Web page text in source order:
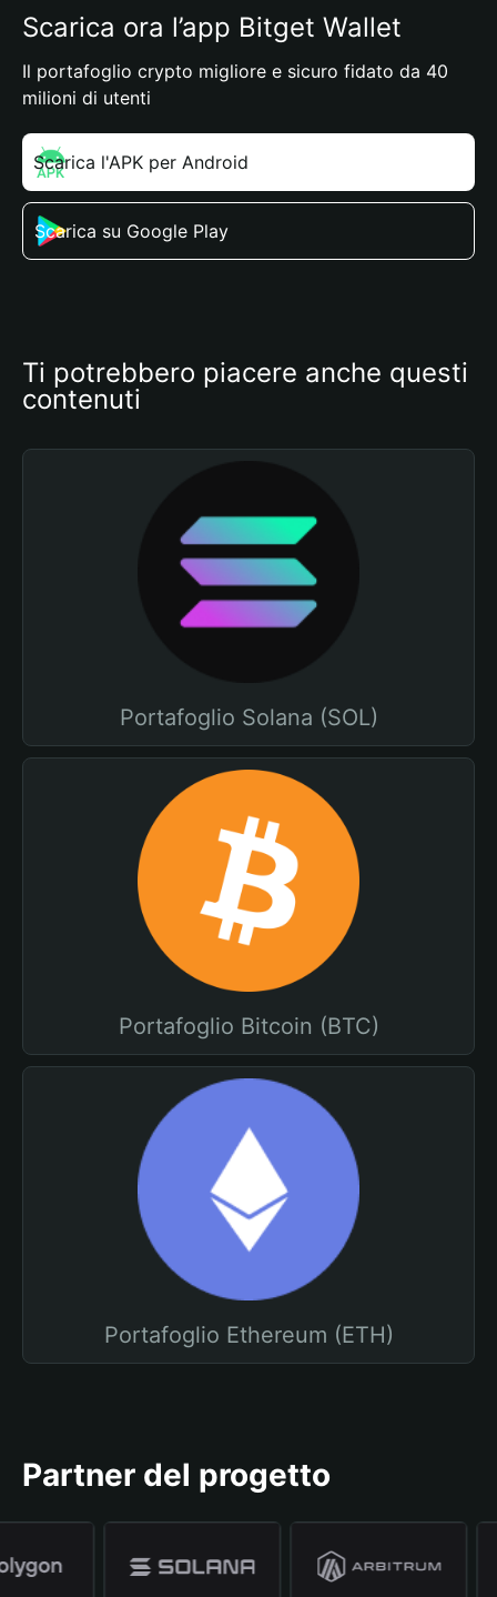
Scarica ora l’app Bitget Wallet
Il portafoglio crypto migliore e sicuro fidato da 40
milioni di utenti
Scarica l'APK per Android
Scarica su Google Play
Ti potrebbero piacere anche questi
contenuti
Portafoglio Solana (SOL)
Portafoglio Bitcoin (BTC)
Portafoglio Ethereum (ETH)
Partner del progetto